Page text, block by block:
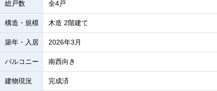
総戸数 全4戸
構造・規模 木造 2階建て
築年・入居 2026年3月
バルコニー 南西向き
建物現況 完成済